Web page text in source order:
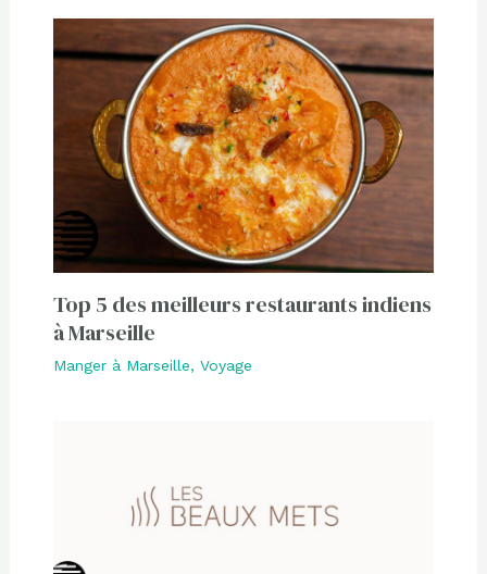
Top 5 des meilleurs restaurants indiens
à Marseille
Manger à Marseille, Voyage